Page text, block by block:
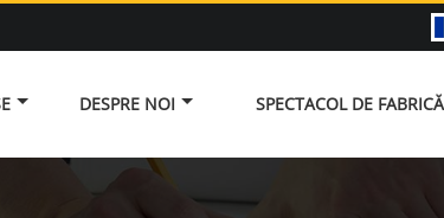
DESPRE NOI SPECTACOL DE FABRICĂ